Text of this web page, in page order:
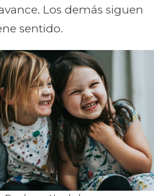
Los demás siguen
sentido.